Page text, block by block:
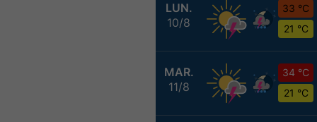
LUN.
10/8
33 °C
21 °C
MAR.
11/8
34 °C
21 °C